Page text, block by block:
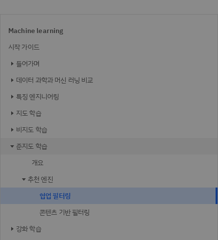
Machine learning
시작 가이드
들어가며
데이터 과학과 머신 러닝 비교
특징 엔지니어링
지도 학습
비지도 학습
준지도 학습
개요
추천 엔진
협업 필터링
콘텐츠 기반 필터링
강화 학습